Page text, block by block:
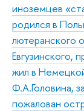
иноземцев
родился в
лютеранского
Евгузинского,
жил в
Ф.А.Головина,
пожалован